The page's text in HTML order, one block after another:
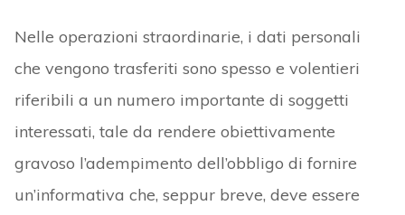
Nelle operazioni straordinarie, i dati personali
che vengono trasferiti sono spesso e volentieri
riferibili a un numero importante di soggetti
interessati, tale da rendere obiettivamente
gravoso l’adempimento dell’obbligo di fornire
un’informativa che, seppur breve, deve essere